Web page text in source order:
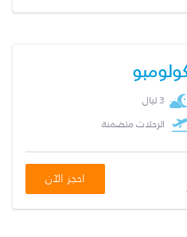
3 ليال
الرحلات متضمنة
احجز الآن